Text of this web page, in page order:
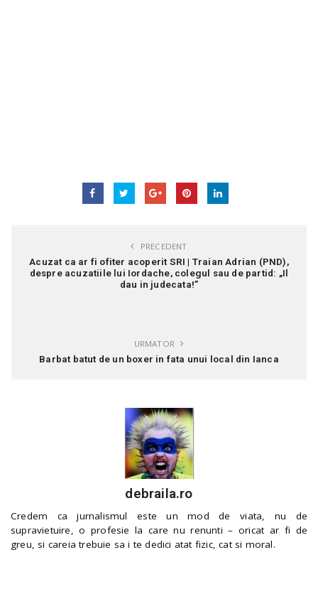
PRECEDENT
Acuzat ca ar fi ofiter acoperit SRI | Traian Adrian (PND),
despre acuzatiile lui Iordache, colegul sau de partid: „Il
dau in judecata!”
URMATOR
Barbat batut de un boxer in fata unui local din Ianca
debraila.ro
Credem ca jurnalismul este un mod de viata, nu de
supravietuire, o profesie la care nu renunti – oricat ar fi de
greu, si careia trebuie sa i te dedici atat fizic, cat si moral.